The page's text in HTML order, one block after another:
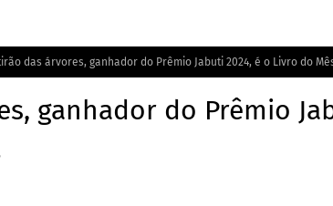
das árvores, ganhador do Prêmio Jabuti 2024, é o Livro do
ganhador do Prêmio